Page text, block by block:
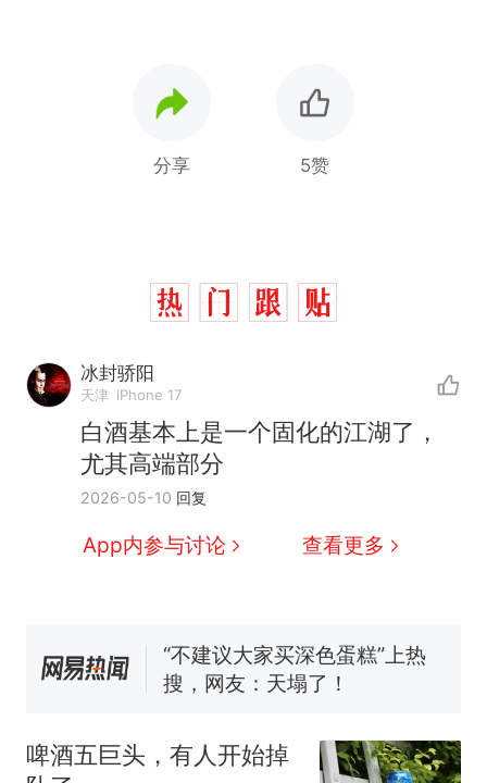
分享 5赞
冰封骄阳
天津 iPhone 17
白酒基本上是一个固化的江湖了，
尤其高端部分
2026-05-10 回复
App内参与讨论 查看更多
热
那个在床头放菜刀的女孩，
因老师一句“跟我回家”改写了
人生
新
搬家报价570元，搬到楼下
交5060元才肯搬上楼！女子傻
眼了……
空调24小时开着反而更省电？
已叫停招聘，成立调查组全面
核查
“不建议大家买深色蛋糕”上热
搜，网友：天塌了！
汁，致多名乘客在飞行途中排
队上厕所！乘客：机上100多
热 那个在床头放菜刀的女孩，
啤酒五巨头，有人开始掉